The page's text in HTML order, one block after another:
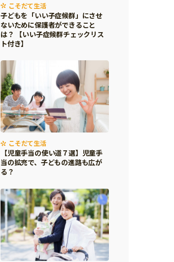
こそだて生活
子どもを「いい子症候群」にさせ
ないために保護者ができること
は？ 【いい子症候群チェックリス
ト付き】
こそだて生活
【児童手当の使い道７選】児童手
当の拡充で、子どもの進路も広が
る？